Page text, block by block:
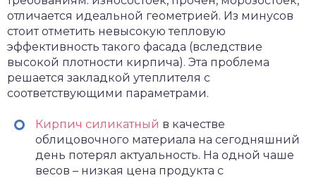
отличается идеальной геометрией. Из минусов
стоит отметить невысокую тепловую
эффективность такого фасада (вследствие
высокой плотности кирпича). Эта проблема
решается закладкой утеплителя с
соответствующими параметрами.
Кирпич силикатный в качестве
облицовочного материала на сегодняшний
день потерял актуальность. На одной чаше
весов – низкая цена продукта с